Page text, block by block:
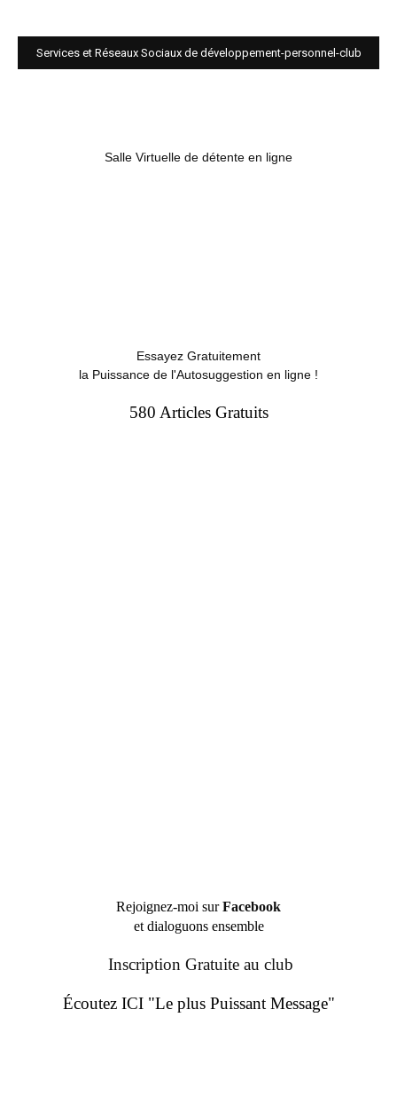
Services et Réseaux Sociaux de développement-personnel-club
Salle Virtuelle de détente en ligne
Essayez Gratuitement
la Puissance de l'Autosuggestion en ligne !
580 Articles Gratuits
Rejoignez-moi surFacebook
et dialoguons ensemble
Inscription Gratuite au club
Écoutez ICI "Le plus Puissant Message"